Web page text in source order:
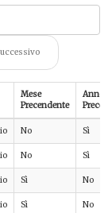
Mese
Precendente
Anno
No Sì
No Sì
Sì No
Sì No